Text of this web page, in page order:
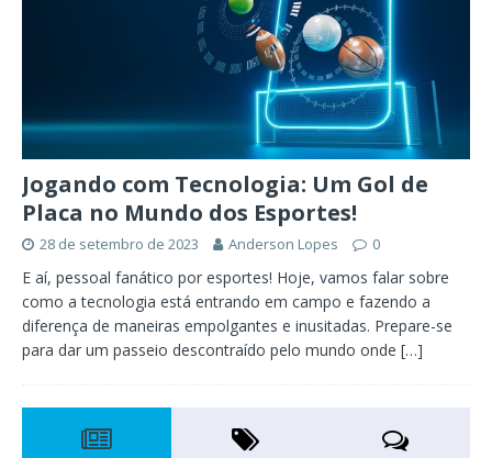
Jogando com Tecnologia: Um Gol de
Placa no Mundo dos Esportes!
28 de setembro de 2023 Anderson Lopes 0
E aí, pessoal fanático por esportes! Hoje, vamos falar sobre
como a tecnologia está entrando em campo e fazendo a
diferença de maneiras empolgantes e inusitadas. Prepare-se
para dar um passeio descontraído pelo mundo onde […]